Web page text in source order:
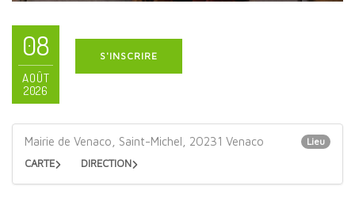
08
AOÛT
2026
S'INSCRIRE
Mairie de Venaco, Saint-Michel, 20231 Venaco Lieu
CARTE DIRECTION